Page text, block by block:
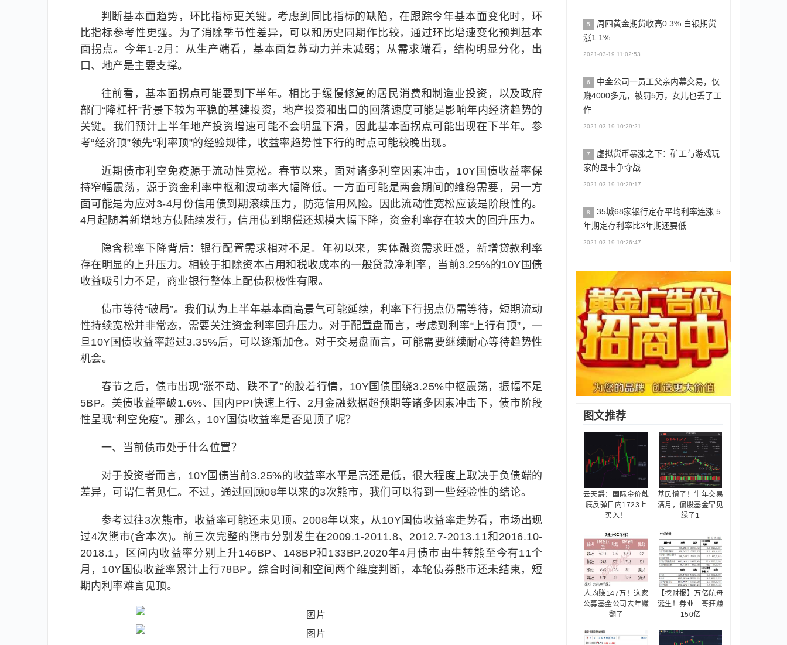
判断基本面趋势，环比指标更关键。考虑到同比指标的缺陷，在跟踪今年基本面变化时，环
比指标参考性更强。为了消除季节性差异，可以和历史同期作比较，通过环比增速变化预判基本
面拐点。今年1-2月：从生产端看，基本面复苏动力并未减弱；从需求端看，结构明显分化，出
口、地产是主要支撑。
往前看，基本面拐点可能要到下半年。相比于缓慢修复的居民消费和制造业投资，以及政府
部门“降杠杆”背景下较为平稳的基建投资，地产投资和出口的回落速度可能是影响年内经济趋势的
关键。我们预计上半年地产投资增速可能不会明显下滑，因此基本面拐点可能出现在下半年。参
考“经济顶”领先“利率顶”的经验规律，收益率趋势性下行的时点可能较晚出现。
近期债市利空免疫源于流动性宽松。春节以来，面对诸多利空因素冲击，10Y国债收益率保
持窄幅震荡，源于资金利率中枢和波动率大幅降低。一方面可能是两会期间的维稳需要，另一方
面可能是为应对3-4月份信用债到期滚续压力，防范信用风险。因此流动性宽松应该是阶段性的。
4月起随着新增地方债陆续发行，信用债到期偿还规模大幅下降，资金利率存在较大的回升压力。
隐含税率下降背后：银行配置需求相对不足。年初以来，实体融资需求旺盛，新增贷款利率
存在明显的上升压力。相较于扣除资本占用和税收成本的一般贷款净利率，当前3.25%的10Y国债
收益吸引力不足，商业银行整体上配债积极性有限。
债市等待“破局”。我们认为上半年基本面高景气可能延续，利率下行拐点仍需等待，短期流动
性持续宽松并非常态，需要关注资金利率回升压力。对于配置盘而言，考虑到利率“上行有顶”，一
旦10Y国债收益率超过3.35%后，可以逐渐加仓。对于交易盘而言，可能需要继续耐心等待趋势性
机会。
春节之后，债市出现“涨不动、跌不了”的胶着行情，10Y国债围绕3.25%中枢震荡，振幅不足
5BP。美债收益率破1.6%、国内PPI快速上行、2月金融数据超预期等诸多因素冲击下，债市阶段
性呈现“利空免疫”。那么，10Y国债收益率是否见顶了呢？
一、当前债市处于什么位置？
对于投资者而言，10Y国债当前3.25%的收益率水平是高还是低，很大程度上取决于负债端的
差异，可谓仁者见仁。不过，通过回顾08年以来的3次熊市，我们可以得到一些经验性的结论。
参考过往3次熊市，收益率可能还未见顶。2008年以来，从10Y国债收益率走势看，市场出现
过4次熊市(含本次)。前三次完整的熊市分别发生在2009.1-2011.8、2012.7-2013.11和2016.10-
2018.1，区间内收益率分别上升146BP、148BP和133BP.2020年4月债市由牛转熊至今有11个
月，10Y国债收益率累计上行78BP。综合时间和空间两个维度判断，本轮债券熊市还未结束，短
期内利率难言见顶。
5
周四黄金期货收高0.3% 白银期货
涨1.1%
2021-03-19 11:02:53
6
中金公司一员工父亲内幕交易，仅
赚4000多元，被罚5万，女儿也丢了工
作
2021-03-19 10:29:21
7
虚拟货币暴涨之下：矿工与游戏玩
家的显卡争夺战
2021-03-19 10:29:17
8
35城68家银行定存平均利率连涨 5
年期定存利率比3年期还要低
2021-03-19 10:26:47
图文推荐
云天爵：国际金价触
底反弹日内1723上
买入！
基民懵了！牛年交易
满月，偏股基金罕见
绿了1
人均赚147万！这家
公募基金公司去年赚
翻了
【挖财报】万亿航母
诞生！券业一哥狂赚
150亿